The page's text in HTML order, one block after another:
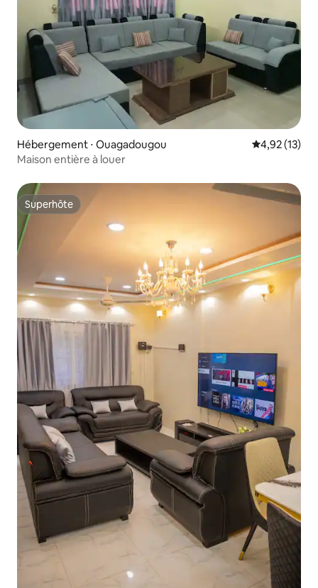
Hébergement ⋅ Ouagadougou Évaluation
4,92 (13)
Maison entière à louer
Superhôte
Superhôte